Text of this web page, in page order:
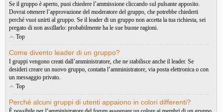
Se il gruppo è aperto, puoi chiedere l’ammissione cliccando sul pulsante apposito.
Dovrai ottenere l’approvazione del moderatore del gruppo, che potrebbe chiederti
perché vuoi unirti al gruppo. Se il leader di un gruppo non accetta la tua richiesta, sei
pregato di non assillarlo: probabilmente ha le sue buone ragioni.
Top
Come divento leader di un gruppo?
I gruppi vengono creati dall’amministratore, che ne stabilisce anche il leader. Se
desideri creare un nuovo gruppo, contatta l’amministratore, via posta elettronica o con
un messaggio privato.
Top
Perché alcuni gruppi di utenti appaiono in colori differenti?